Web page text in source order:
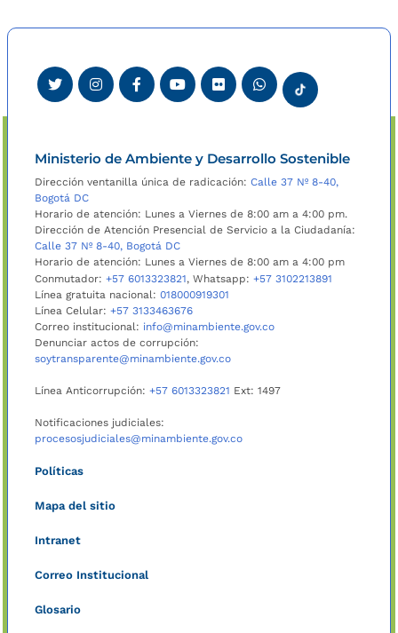
Ministerio de Ambiente y Desarrollo Sostenible
Dirección ventanilla única de radicación: Calle 37 Nº 8-40,
Bogotá DC
Horario de atención: Lunes a Viernes de 8:00 am a 4:00 pm.
Dirección de Atención Presencial de Servicio a la Ciudadanía:
Calle 37 Nº 8-40, Bogotá DC
Horario de atención: Lunes a Viernes de 8:00 am a 4:00 pm
Conmutador: +57 6013323821, Whatsapp: +57 3102213891
Línea gratuita nacional: 018000919301
Línea Celular: +57 3133463676
Correo institucional: info@minambiente.gov.co
Denunciar actos de corrupción:
soytransparente@minambiente.gov.co
Línea Anticorrupción: +57 6013323821 Ext: 1497
Notificaciones judiciales:
procesosjudiciales@minambiente.gov.co
Políticas
Mapa del sitio
Intranet
Correo Institucional
Glosario